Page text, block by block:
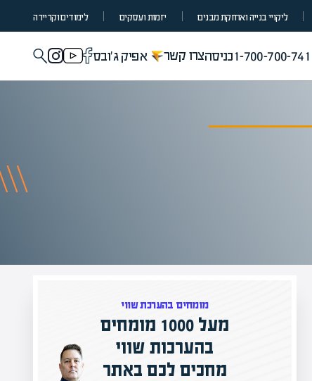
ליקויי בנייה ואחזקת מבנים יזמות ועסקים לימודים וקריירה
1-700-700-741כניסהצרו קשר אפיק ג'ובס
המרצים המובילים בישראל
מחכים לכם באפיק אקדמי